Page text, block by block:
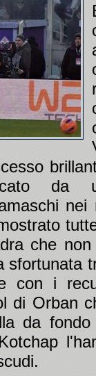
da
nei
che
sfortunata
con i
di Orban
da